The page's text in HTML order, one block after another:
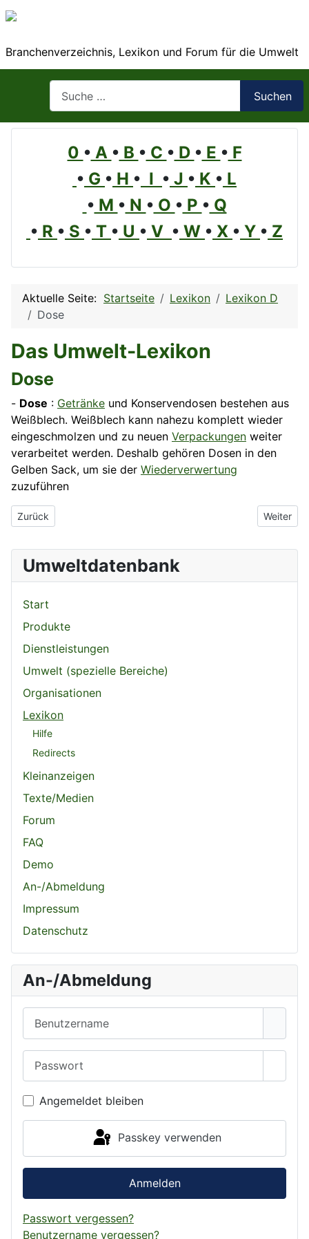
Branchenverzeichnis, Lexikon und Forum für die Umwelt
Suchen
0 • A • B • C • D • E • F
• G • H • I • J • K • L
• M • N • O • P • Q
• R • S • T • U • V • W • X • Y • Z
Aktuelle Seite: Startseite Lexikon
Lexikon D
Dose
Das Umwelt-Lexikon
Dose
- Dose : Getränke und Konservendosen bestehen aus
Weißblech. Weißblech kann nahezu komplett wieder
eingeschmolzen und zu neuen Verpackungen weiter
verarbeitet werden. Deshalb gehören Dosen in den
Gelben Sack, um sie der Wiederverwertung
zuzuführen
Vorheriger Beitrag: Dortmundbrunnen
Zurück Nächster
Weiter
Umweltdatenbank
Start
Produkte
Dienstleistungen
Umwelt (spezielle Bereiche)
Organisationen
Lexikon
Hilfe
Redirects
Kleinanzeigen
Texte/Medien
Forum
FAQ
Demo
An-/Abmeldung
Impressum
Datenschutz
An-/Abmeldung
Angemeldet bleiben
Passkey verwenden
Anmelden
Passwort vergessen?
Benutzername vergessen?